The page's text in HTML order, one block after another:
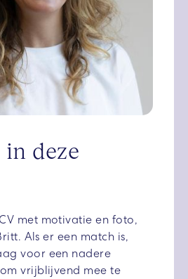
in deze
met motivatie en foto,
Als er een match is,
voor een nadere
vrijblijvend mee te